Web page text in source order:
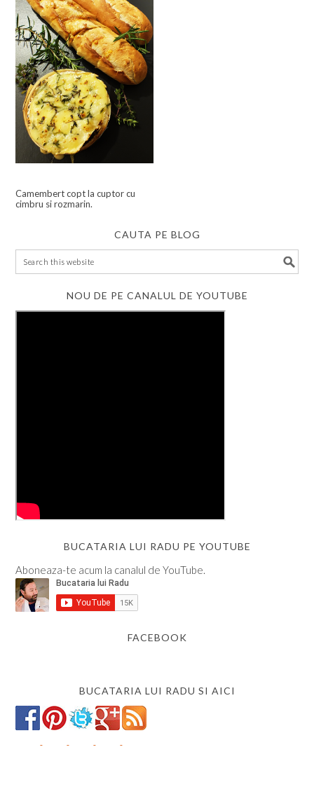
Camembert copt la cuptor cu
cimbru si rozmarin.
CAUTA PE BLOG
NOU DE PE CANALUL DE YOUTUBE
BUCATARIA LUI RADU PE YOUTUBE
Aboneaza-te acum la canalul de YouTube.
FACEBOOK
BUCATARIA LUI RADU SI AICI